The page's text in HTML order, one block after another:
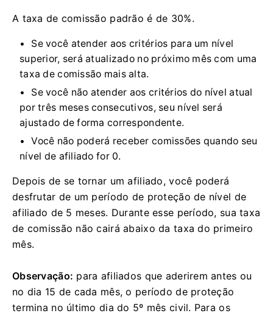
A taxa de comissão padrão é de 30%.
Se você atender aos critérios para um nível
superior, será atualizado no próximo mês com uma
taxa de comissão mais alta.
Se você não atender aos critérios do nível atual
por três meses consecutivos, seu nível será
ajustado de forma correspondente.
Você não poderá receber comissões quando seu
nível de afiliado for 0.
Depois de se tornar um afiliado, você poderá
desfrutar de um período de proteção de nível de
afiliado de 5 meses. Durante esse período, sua taxa
de comissão não cairá abaixo da taxa do primeiro
mês.
Observação: para afiliados que aderirem antes ou
no dia 15 de cada mês, o período de proteção
termina no último dia do 5º mês civil. Para os